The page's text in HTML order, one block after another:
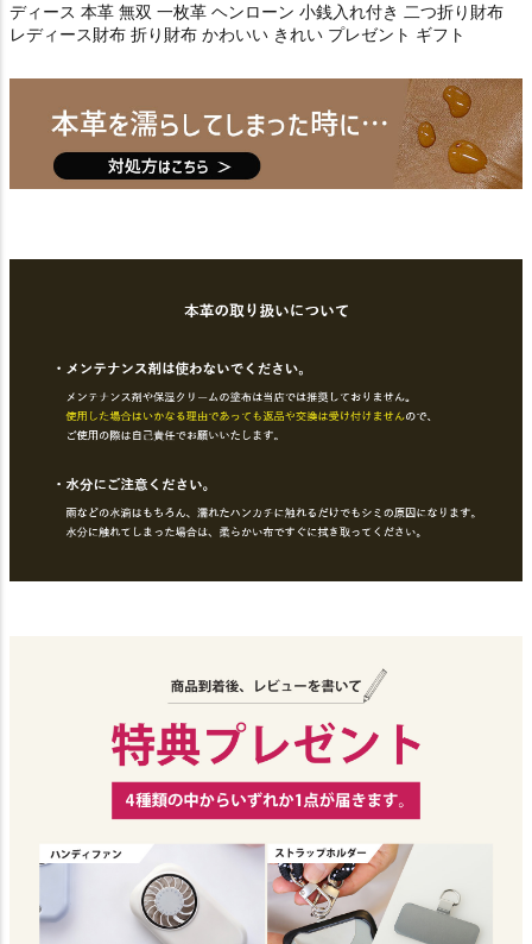
ディース 本革 無双 一枚革 ヘンローン 小銭入れ付き 二つ折り財布
レディース財布 折り財布 かわいい きれい プレゼント ギフト